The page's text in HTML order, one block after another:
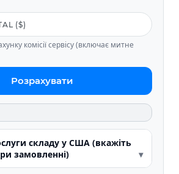
комісії сервісу (включає митне
Розрахувати
складу у США (вкажіть
замовленні)